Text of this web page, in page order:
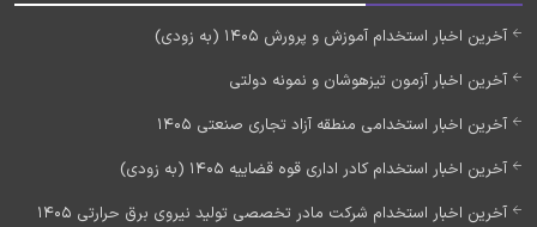
آخرین اخبار استخدام آموزش و پرورش 1405 (به زودی)
آخرین اخبار آزمون تیزهوشان و نمونه دولتی
آخرین اخبار استخدامی منطقه آزاد تجاری صنعتی 1405
آخرین اخبار استخدام کادر اداری قوه قضاییه 1405 (به زودی)
آخرین اخبار استخدام شرکت مادر تخصصی تولید نیروی برق حرارتی 1405